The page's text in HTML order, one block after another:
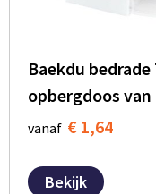
Baekdu
opbergdoos
vanaf € 1,64
Bekijk